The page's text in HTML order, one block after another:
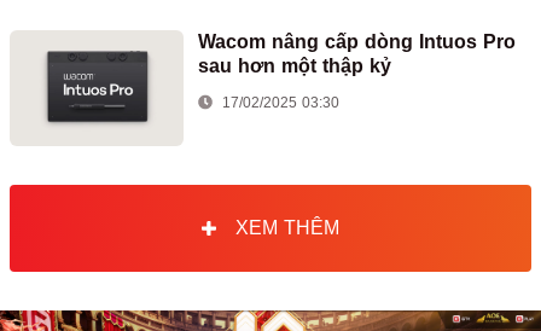
Wacom nâng cấp dòng Intuos Pro
sau hơn một thập kỷ
17/02/2025 03:30
XEM THÊM